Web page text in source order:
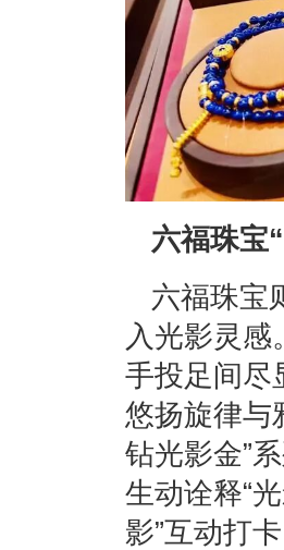
六福珠宝
六福珠宝
入光影灵
手投足间尽
悠扬旋律与
钻光影金”
生动诠释“
影”互动打